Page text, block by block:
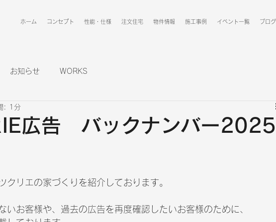
ホーム コンセプト 性能・仕様 注文住宅 物件情報 施工事例 イベント一覧 ブログ
お知らせ WORKS
広告 バックナンバー2025
: 1分
クリエの家づくりを紹介しております。
いお客様や、過去の広告を再度確認したいお客様のために、